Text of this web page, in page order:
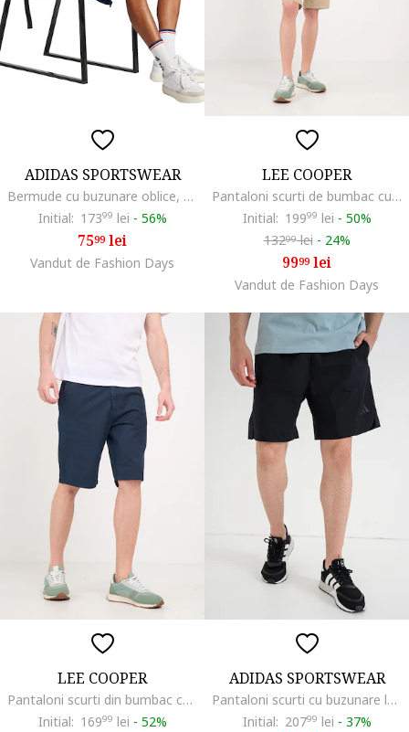
ADIDAS SPORTSWEAR
Bermude cu buzunare oblice, Alb/Albastru inchis
Initial: 17399 lei - 56%
7599lei
Vandut de Fashion Days
LEE COOPER
Pantaloni scurti de bumbac cu snur, Bej
Initial: 19999 lei - 50%
13299lei - 24%
9999lei
Vandut de Fashion Days
LEE COOPER
Pantaloni scurti din bumbac cu buzunare, Bleumarin
Initial: 16999 lei - 52%
ADIDAS SPORTSWEAR
Pantaloni scurti cu buzunare laterale si logo, Negru
Initial: 20799 lei - 37%